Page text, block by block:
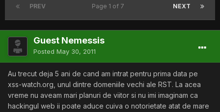
PREV NEXT
Page 1 of 7
Guest Nemessis
Posted May 30, 2011
Au trecut deja 5 ani de cand am intrat pentru prima data pe
xss-watch.org, unul dintre domeniile vechi ale RST. La acea
vreme nu aveam mari planuri de viitor si nu imi imaginam ca
hackingul web ii poate aduce cuiva o notorietate atat de mare